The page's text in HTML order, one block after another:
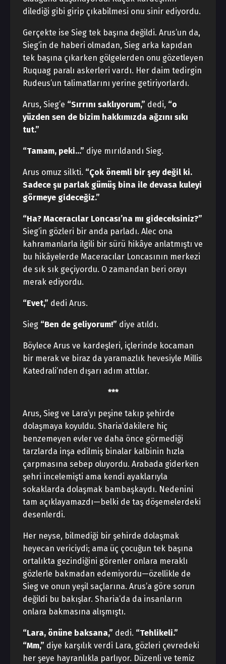
dilediği gibi girip çıkabilmesi onu sinir ediyordu.
Gerçekte ise Sieg tek başına değildi. Arus’un da,
Sieg’in de haberi olmadan, Sieg arka kapıdan
tek başına çıkarken gölgelerden onu gözetleyen
Ruquag paralı askerleri vardı. Her daim tedirgin
Rudeus’un talimatlarını yerine getiriyorlardı.
Arus, Sieg’e “Sırrını saklıyorum,” dedi, “o
yüzden sen de bizim hakkımızda ağzını sıkı
tut.”
“Tamam, peki…” diye mırıldandı Sieg.
Arus omuz silkti. “Çok önemli bir şey değil ki.
Sadece şu parlak gümüş bina ile devasa kuleyi
görmeye gideceğiz.”
“Ha? Maceracılar Loncası’na mı gideceksiniz?”
Sieg’in gözleri bir anda parladı. Alec ona
kahramanlarla ilgili bir sürü hikâye anlatmıştı ve
bu hikâyelerde Maceracılar Loncasının merkezi
de sık sık geçiyordu. O zamandan beri orayı
merak ediyordu.
“Evet,” dedi Arus.
Sieg “Ben de geliyorum!” diye atıldı.
Böylece Arus ve kardeşleri, içlerinde kocaman
bir merak ve biraz da yaramazlık hevesiyle Millis
Katedrali’nden dışarı adım attılar.
***
Arus, Sieg ve Lara’yı peşine takıp şehirde
dolaşmaya koyuldu. Sharia’dakilere hiç
benzemeyen evler ve daha önce görmediği
tarzlarda inşa edilmiş binalar kalbinin hızla
çarpmasına sebep oluyordu. Arabada giderken
şehri incelemişti ama kendi ayaklarıyla
sokaklarda dolaşmak bambaşkaydı. Nedenini
tam açıklayamazdı—belki de taş döşemelerdeki
desenlerdi.
Her neyse, bilmediği bir şehirde dolaşmak
heyecan vericiydi; ama üç çocuğun tek başına
ortalıkta gezindiğini görenler onlara meraklı
gözlerle bakmadan edemiyordu—özellikle de
Sieg ve onun yeşil saçlarına. Arus’a göre sorun
değildi bu bakışlar. Sharia’da da insanların
onlara bakmasına alışmıştı.
“Lara, önüne baksana,” dedi. “Tehlikeli.”
“Mm,” diye karşılık verdi Lara, gözleri çevredeki
her şeye hayranlıkla parlıyor. Düzenli ve temiz